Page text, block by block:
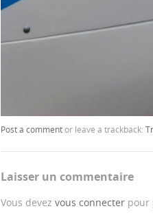
Post a commentor leave a trackback:
Laisser un commentaire
Vous devez vous connecter pour